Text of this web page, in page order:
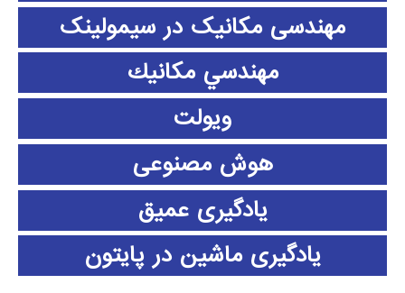
مهندسی مکانیک در سیمولینک
مهندسي مكانيك
ویولت
هوش مصنوعی
یادگیری عمیق
یادگیری ماشین در پایتون